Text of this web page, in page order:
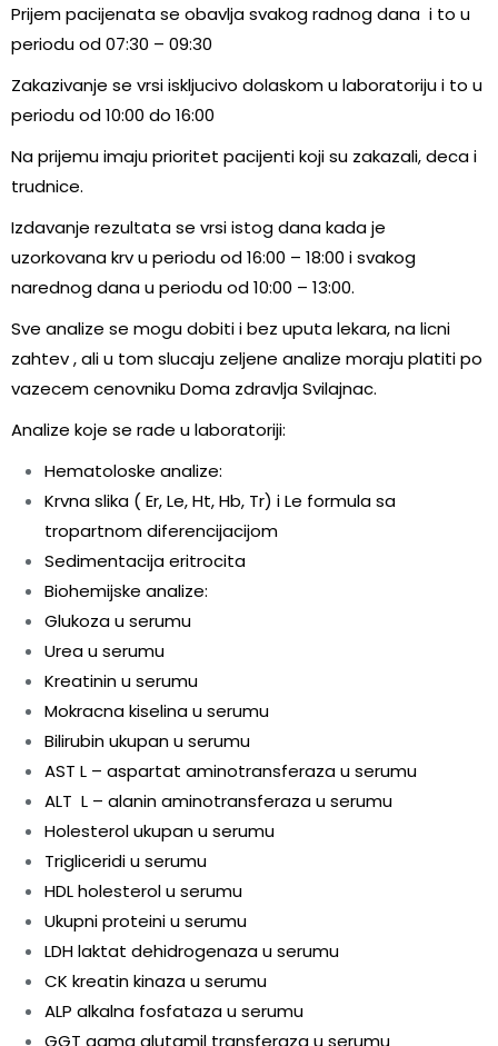
Prijem pacijenata se obavlja svakog radnog dana i to u
periodu od 07:30 – 09:30
Zakazivanje se vrsi iskljucivo dolaskom u laboratoriju i to u
periodu od 10:00 do 16:00
Na prijemu imaju prioritet pacijenti koji su zakazali, deca i
trudnice.
Izdavanje rezultata se vrsi istog dana kada je
uzorkovana krv u periodu od 16:00 – 18:00 i svakog
narednog dana u periodu od 10:00 – 13:00.
Sve analize se mogu dobiti i bez uputa lekara, na licni
zahtev , ali u tom slucaju zeljene analize moraju platiti po
vazecem cenovniku Doma zdravlja Svilajnac.
Analize koje se rade u laboratoriji:
Hematoloske analize:
Krvna slika ( Er, Le, Ht, Hb, Tr) i Le formula sa
tropartnom diferencijacijom
Sedimentacija eritrocita
Biohemijske analize:
Glukoza u serumu
Urea u serumu
Kreatinin u serumu
Mokracna kiselina u serumu
Bilirubin ukupan u serumu
AST L – aspartat aminotransferaza u serumu
ALT L – alanin aminotransferaza u serumu
Holesterol ukupan u serumu
Trigliceridi u serumu
HDL holesterol u serumu
Ukupni proteini u serumu
LDH laktat dehidrogenaza u serumu
CK kreatin kinaza u serumu
ALP alkalna fosfataza u serumu
GGT gama glutamil transferaza u serumu